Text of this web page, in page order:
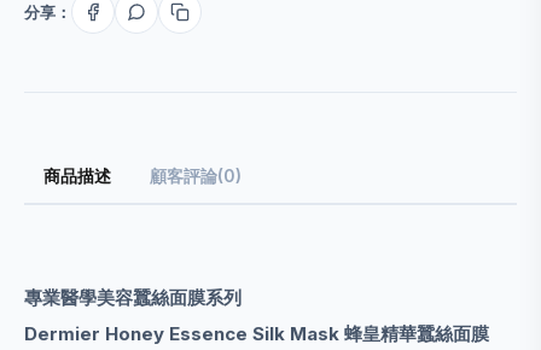
分享：
商品描述 顧客評論(0)
專業醫學美容蠶絲面膜系列
Dermier Honey Essence Silk Mask 蜂皇精華蠶絲面膜